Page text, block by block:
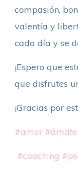
compasión,
valentía y
cada día y se
¡Espero que
que disfrutes
¡Gracias por
#amor #ámate
#coaching